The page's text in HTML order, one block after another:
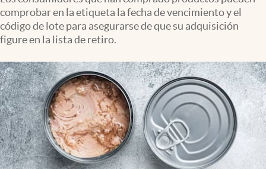
Clima
Espiritualidad
abre en nueva pestaña
México
comprobar en la etiqueta la fecha de vencimiento y el
código de lote para asegurarse de que su adquisición
figure en la lista de retiro.